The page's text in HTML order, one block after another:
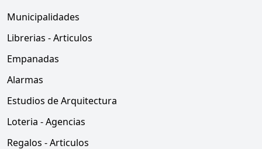
Municipalidades
Librerias - Articulos
Empanadas
Alarmas
Estudios de Arquitectura
Loteria - Agencias
Regalos - Articulos